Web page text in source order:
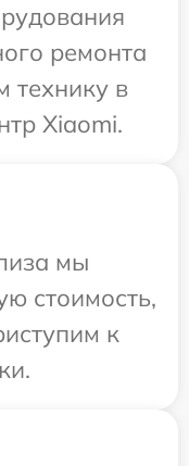
ремонта
технику в
Xiaomi.
мы
стоимость,
к